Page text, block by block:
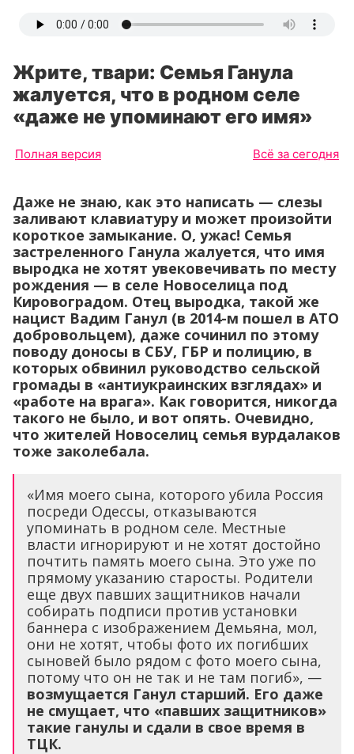
Жрите, твари: Семья Ганула
жалуется, что в родном селе
«даже не упоминают его имя»
Полная версия Всё за сегодня
Даже не знаю, как это написать — слезы
заливают клавиатуру и может произойти
короткое замыкание. О, ужас! Семья
застреленного Ганула жалуется, что имя
выродка не хотят увековечивать по месту
рождения — в селе Новоселица под
Кировоградом. Отец выродка, такой же
нацист Вадим Ганул (в 2014-м пошел в АТО
добровольцем), даже сочинил по этому
поводу доносы в СБУ, ГБР и полицию, в
которых обвинил руководство сельской
громады в «антиукраинских взглядах» и
«работе на врага». Как говорится, никогда
такого не было, и вот опять. Очевидно,
что жителей Новоселиц семья вурдалаков
тоже заколебала.
«Имя моего сына, которого убила Россия
посреди Одессы, отказываются
упоминать в родном селе. Местные
власти игнорируют и не хотят достойно
почтить память моего сына. Это уже по
прямому указанию старосты. Родители
еще двух павших защитников начали
собирать подписи против установки
баннера с изображением Демьяна, мол,
они не хотят, чтобы фото их погибших
сыновей было рядом с фото моего сына,
потому что он не так и не там погиб», —
возмущается Ганул старший. Его даже
не смущает, что «павших защитников»
такие ганулы и сдали в свое время в
ТЦК.